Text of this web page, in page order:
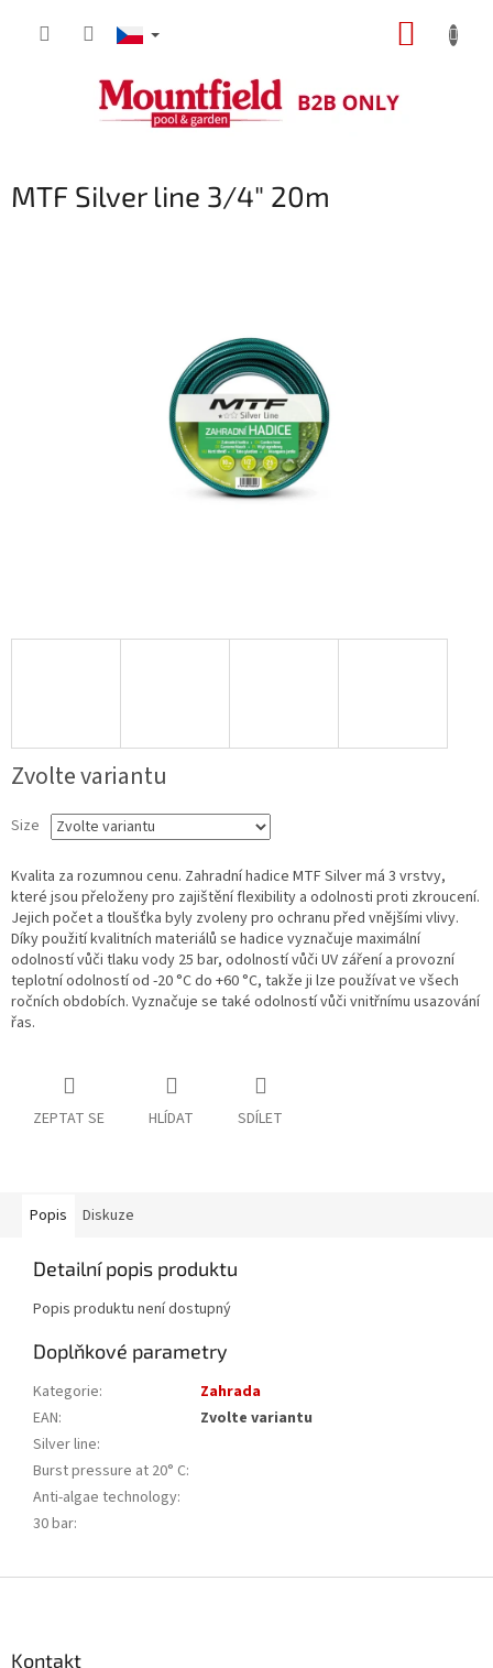
MTF Silver line 3/4" 20m
Zvolte variantu
Size
Kvalita za rozumnou cenu. Zahradní hadice MTF Silver má 3 vrstvy,
které jsou přeloženy pro zajištění flexibility a odolnosti proti zkroucení.
Jejich počet a tloušťka byly zvoleny pro ochranu před vnějšími vlivy.
Díky použití kvalitních materiálů se hadice vyznačuje maximální
odolností vůči tlaku vody 25 bar, odolností vůči UV záření a provozní
teplotní odolností od -20 °C do +60 °C, takže ji lze používat ve všech
ročních obdobích. Vyznačuje se také odolností vůči vnitřnímu usazování
řas.
ZEPTAT SE HLÍDAT SDÍLET
Popis Diskuze
Detailní popis produktu
Popis produktu není dostupný
Doplňkové parametry
Kategorie:
Zahrada
EAN:
Zvolte variantu
Silver line:
Burst pressure at 20° C:
Anti-algae technology:
30 bar:
Kontakt